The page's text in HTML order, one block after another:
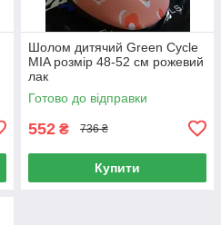
Шолом дитячий Green Cycle
MIA розмір 48-52 см рожевий
лак
Готово до відправки
552 ₴ 736 ₴
Купити